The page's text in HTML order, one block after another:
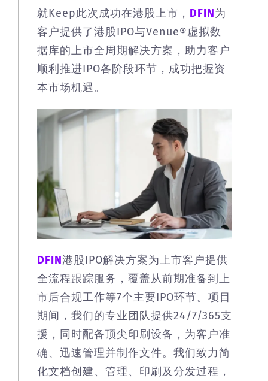
就Keep此次成功在港股上市， DFIN为
客户提供了港股IPO与Venue®虚拟数
据库的上市全周期解决方案，助力客户
顺利推进IPO各阶段环节，成功把握资
本市场机遇。
DFIN港股IPO解决方案为上市客户提供
全流程跟踪服务，覆盖从前期准备到上
市后合规工作等7个主要IPO环节。项目
期间，我们的专业团队提供24/7/365支
援，同时配备顶尖印刷设备，为客户准
确、迅速管理并制作文件。我们致力简
化文档创建、管理、印刷及分发过程，